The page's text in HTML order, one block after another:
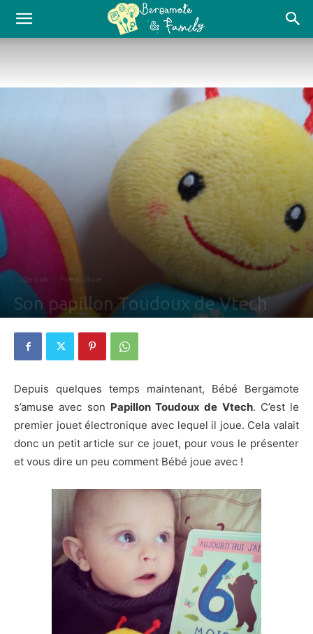
Côté kids Puériculture
Son papillon Toudoux de Vtech
Depuis quelques temps maintenant, Bébé Bergamote
s’amuse avec son Papillon Toudoux de Vtech. C’est le
premier jouet électronique avec lequel il joue. Cela valait
donc un petit article sur ce jouet, pour vous le présenter
et vous dire un peu comment Bébé joue avec !